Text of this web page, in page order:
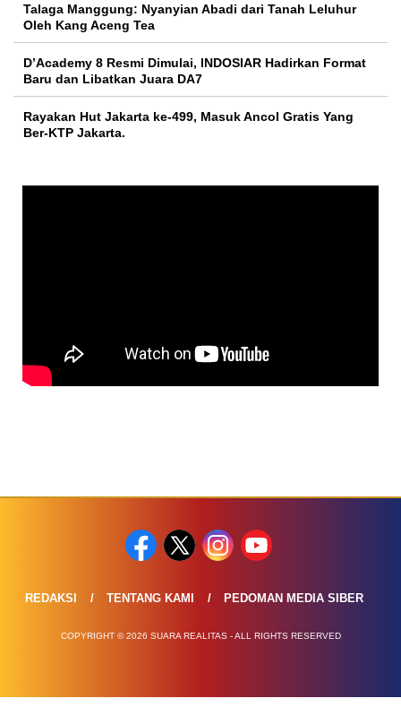
Talaga Manggung: Nyanyian Abadi dari Tanah Leluhur
Oleh Kang Aceng Tea
D’Academy 8 Resmi Dimulai, INDOSIAR Hadirkan Format
Baru dan Libatkan Juara DA7
Rayakan Hut Jakarta ke-499, Masuk Ancol Gratis Yang
Ber-KTP Jakarta.
REDAKSI TENTANG KAMI PEDOMAN MEDIA SIBER
COPYRIGHT © 2026 SUARA REALITAS - ALL RIGHTS RESERVED